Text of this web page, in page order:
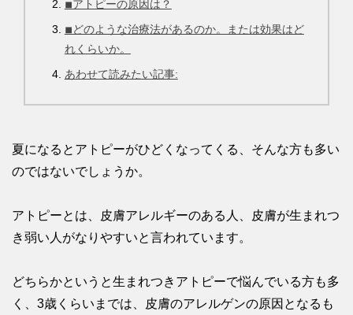
◾︎アトピーの原因は？
◾︎どのような治療法があるのか。または効果はど
れくらいか。
あわせて読みたい記事:
夏になるとアトピーがひどくなってくる、そんな方も多い
のではないでしょうか。
アトピーとは、皮膚アレルギーのある人、皮膚が生まれつ
き弱い人がなりやすいと言われています。
どちらかというと生まれつきアトピーで悩んでいる方も多
く、3歳くらいまでは、皮膚のアレルゲンの原因となるも